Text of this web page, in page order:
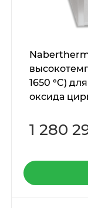
1650 °C)
оксида
1 280